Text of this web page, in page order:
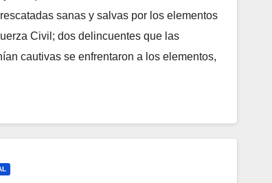
sanas y salvas por los elementos
Civil; dos delincuentes que las
cautivas se enfrentaron a los elementos,